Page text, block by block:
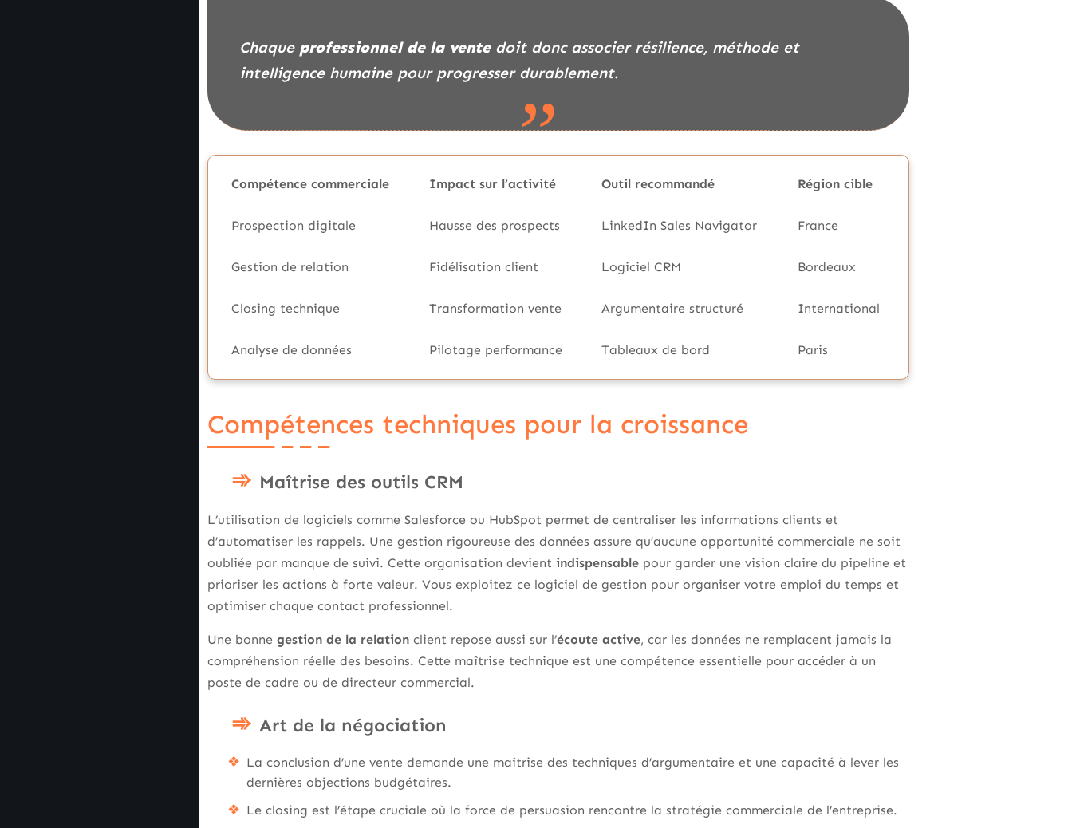
Chaque professionnel de la ventedoit donc associer résilience, méthode et
intelligence humaine pour progresser durablement.
Compétence commerciale Impact sur l’activité Outil recommandé Région cible
Prospection digitale Hausse des prospects LinkedIn Sales Navigator France
Gestion de relation Fidélisation client Logiciel CRM Bordeaux
Closing technique Transformation vente Argumentaire structuré International
Analyse de données Pilotage performance Tableaux de bord Paris
Compétences techniques pour la croissance
Maîtrise des outils CRM
L’utilisation de logiciels comme Salesforce ou HubSpot permet de centraliser les informations clients et
d’automatiser les rappels. Une gestion rigoureuse des données assure qu’aucune opportunité commerciale ne soit
oubliée par manque de suivi. Cette organisation devient indispensable pour garder une vision claire du pipeline et
prioriser les actions à forte valeur. Vous exploitez ce logiciel de gestion pour organiser votre emploi du temps et
optimiser chaque contact professionnel.
Une bonne gestion de la relation client repose aussi sur l’écoute active, car les données ne remplacent jamais la
compréhension réelle des besoins. Cette maîtrise technique est une compétence essentielle pour accéder à un
poste de cadre ou de directeur commercial.
Art de la négociation
La conclusion d’une vente demande une maîtrise des techniques d’argumentaire et une capacité à lever les
dernières objections budgétaires.
Le closing est l’étape cruciale où la force de persuasion rencontre la stratégie commerciale de l’entreprise.